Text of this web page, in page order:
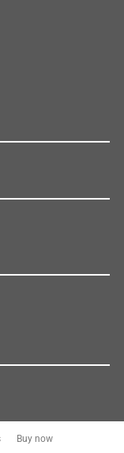
Buy now